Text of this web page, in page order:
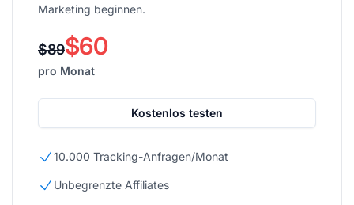
Marketing beginnen.
$89$60
pro Monat
Kostenlos testen
10.000 Tracking-Anfragen/Monat
Unbegrenzte Affiliates